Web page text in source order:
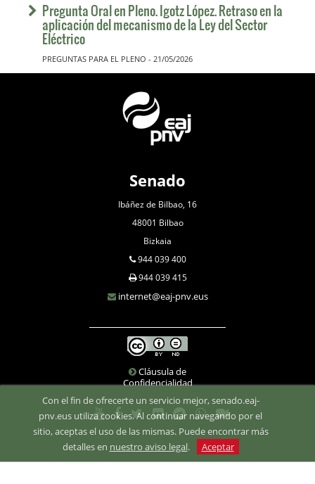
Pregunta Oral en Pleno. Igotz López. Retraso en la
aplicación del mecanismo de la Ley del Sector
Eléctrico
PREGUNTAS PARA EL PLENO - 21/05/2026
Senado
Ibáñez de Bilbao, 16
48001 Bilbao
Bizkaia
944 039 400
944 039 415
internet@eaj-pnv.eus
Cláusula de
Confidencialidad
Con el fin de ofrecerte un servicio mejor, senado.eaj-
pnv.eus utiliza cookies. Al continuar navegando por el
sitio, aceptas el uso de las mismas. Puede encontrar más
detalles en nuestro aviso legal. Aceptar